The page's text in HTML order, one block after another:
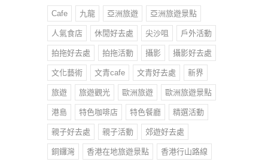
Cafe 九龍 亞洲旅遊 亞洲旅遊景點
人氣食店 休閒好去處 尖沙咀 戶外活動
拍拖好去處 拍拖活動 攝影 攝影好去處
文化藝術 文青cafe 文青好去處 新界
旅遊 旅遊觀光 歐洲旅遊 歐洲旅遊景點
港島 特色咖啡店 特色餐廳 精選活動
親子好去處 親子活動 郊遊好去處
銅鑼灣 香港在地旅遊景點 香港行山路線